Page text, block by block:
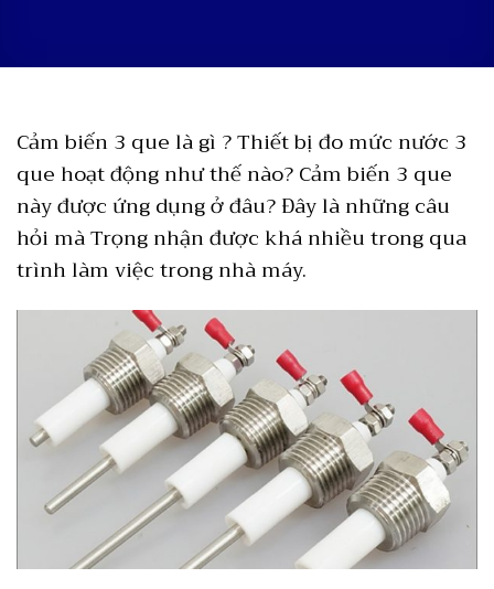
Cảm biến 3 que là gì ? Thiết bị đo mức nước 3
que hoạt động như thế nào? Cảm biến 3 que
này được ứng dụng ở đâu? Đây là những câu
hỏi mà Trọng nhận được khá nhiều trong qua
trình làm việc trong nhà máy.